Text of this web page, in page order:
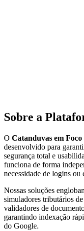
Sobre a
O Catanduvas em Foco
desenvolvido para
segurança total e
funciona de forma
necessidade de logins
Nossas soluções
simuladores tributários
validadores de
garantindo indexação
do Google.